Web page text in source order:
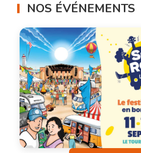
NOS ÉVÉNEMENTS